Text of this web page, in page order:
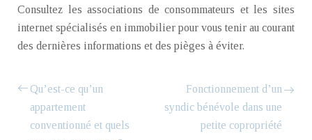
Consultez les associations de consommateurs et les sites
internet spécialisés en immobilier pour vous tenir au courant
des dernières informations et des pièges à éviter.
Qu’est-ce qu’un
appartement
conventionné et quels
Fonctionnement d’un
syndic bénévole dans une
petite copropriété